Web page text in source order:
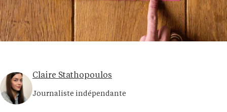
Claire Stathopoulos
Journaliste indépendante